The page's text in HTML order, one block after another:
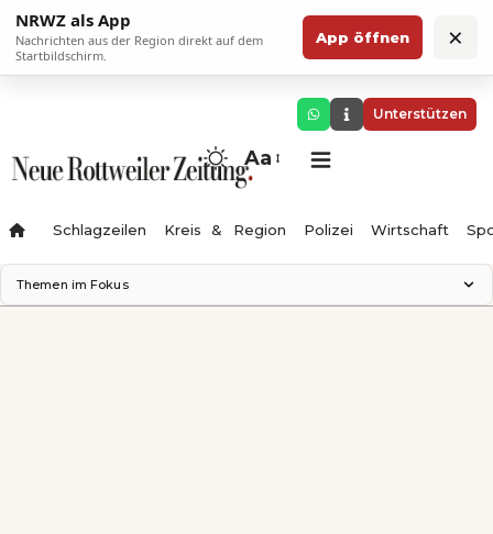
NRWZ als App
Nachrichten aus der Region direkt auf dem
Startbildschirm.
App öffnen ×
Unterstützen
Aa
Schlagzeilen Kreis & Region Polizei Wirtschaft
Themen im Fokus